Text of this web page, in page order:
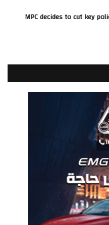
MPC decides to cut key